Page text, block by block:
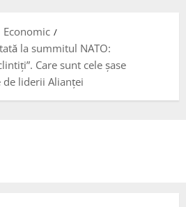
Economic
la summitul NATO:
Care sunt cele șase
de liderii Alianței